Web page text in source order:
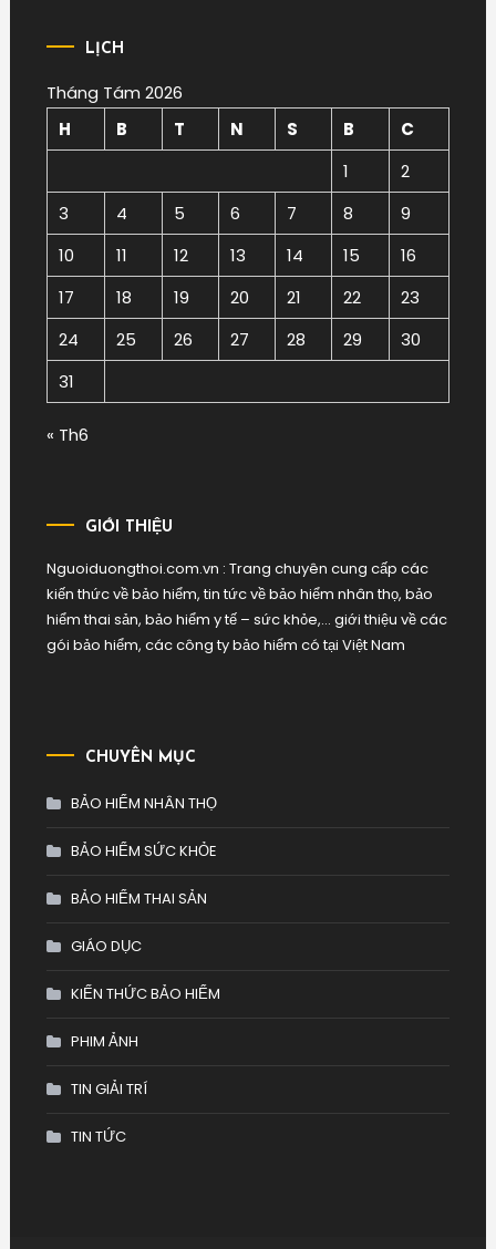
LỊCH
Tháng Tám 2026
H
B T N S B
C
1
2
3
4 5 6 7 8
9
10
11 12 13 14 15
16
17
18 19 20 21 22
23
24
25 26 27 28 29
30
31
« Th6
GIỚI THIỆU
Nguoiduongthoi.com.vn : Trang chuyên cung cấp các
kiến thức về bảo hiểm, tin tức về bảo hiểm nhân thọ, bảo
hiểm thai sản, bảo hiểm y tế – sức khỏe,… giới thiệu về các
gói bảo hiểm, các công ty bảo hiểm có tại Việt Nam
CHUYÊN MỤC
BẢO HIỂM NHÂN THỌ
BẢO HIỂM SỨC KHỎE
BẢO HIỂM THAI SẢN
GIÁO DỤC
KIẾN THỨC BẢO HIỂM
PHIM ẢNH
TIN GIẢI TRÍ
TIN TỨC